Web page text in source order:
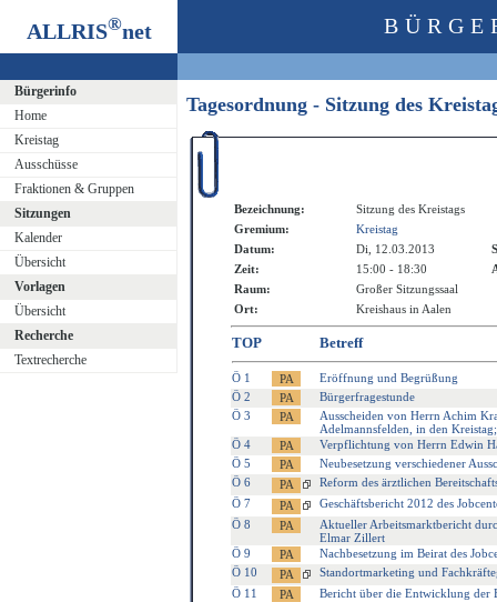
ALLRIS®net
Bürgerinfo
Home
Kreistag
Ausschüsse
Fraktionen & Gruppen
Sitzungen
Kalender
Übersicht
Vorlagen
Übersicht
Recherche
Textrecherche
Tagesordnung - Sitzung des
Bezeichnung:
Sitzung des Kreistags
Gremium:
Kreistag
Datum:
Di, 12.03.2013
Zeit:
15:00 - 18:30
Raum:
Großer Sitzungssaal
Ort:
Kreishaus in Aalen
TOP Betreff
Ö 1
Eröffnung und Begrüßung
Ö 2
Bürgerfragestunde
Ö 3
Ausscheiden von Herrn Achim
Adelmannsfelden, in den
Ö 4
Verpflichtung von Herrn Edwin
Ö 5
Neubesetzung verschiedener
Ö 6
Reform des ärztlichen
Ö 7
Geschäftsbericht 2012 des
Ö 8
Aktueller Arbeitsmarktbericht
Elmar Zillert
Ö 9
Nachbesetzung im Beirat des
Ö 10
Standortmarketing und
Ö 11
Bericht über die Entwicklung der